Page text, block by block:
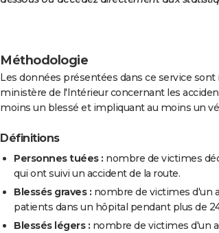
Méthodologie
Les données présentées dans ce service
ministère de l'Intérieur concernant les
moins un blessé et impliquant au moins un
Définitions
Personnes tuées : nombre de victimes
qui ont suivi un accident de la route.
Blessés graves : nombre de victimes d'un
patients dans un hôpital pendant plus de
Blessés légers : nombre de victimes d'un